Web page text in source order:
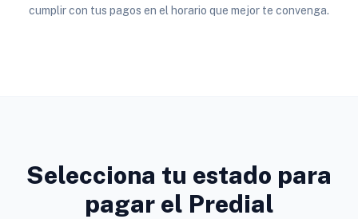
cumplir con tus pagos en el horario que mejor te convenga.
Selecciona tu estado para
pagar el Predial